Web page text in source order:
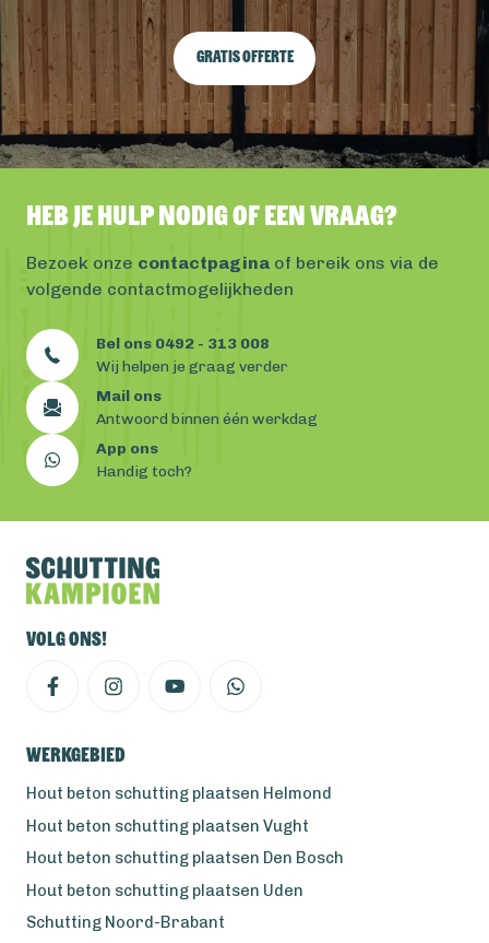
Gratis offerte
Heb je hulp nodig of een vraag?
Bezoek onze contactpagina of bereik ons via de
volgende contactmogelijkheden
Bel ons 0492 - 313 008
Wij helpen je graag verder
Mail ons
Antwoord binnen één werkdag
App ons
Handig toch?
Volg ons!
Werkgebied
Hout beton schutting plaatsen Helmond
Hout beton schutting plaatsen Vught
Hout beton schutting plaatsen Den Bosch
Hout beton schutting plaatsen Uden
Schutting Noord-Brabant